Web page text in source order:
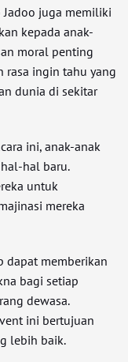
juga memiliki
kepada anak-
moral penting
rasa ingin tahu yang
dunia di sekitar
ini, anak-anak
hal baru.
untuk
mereka
dapat memberikan
bagi setiap
dewasa.
ini bertujuan
lebih baik.